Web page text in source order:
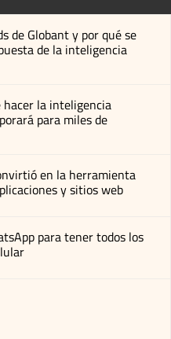
de Globant y por qué se
de la inteligencia
hacer la inteligencia
para miles de
en la herramienta
y sitios web
para tener todos los